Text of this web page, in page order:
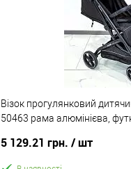
Відправка тільки Новою
після передоплати 500 грн. В
Візок прогулянковий
50463 рама алюмінієва,
5 129.21 грн. / шт